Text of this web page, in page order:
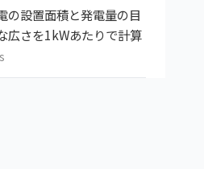
の設置面積と発電量の目
広さを1kWあたりで計算